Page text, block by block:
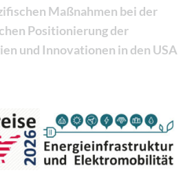
Maßnahmen bei der
Positionierung der
und Innovationen in den USA